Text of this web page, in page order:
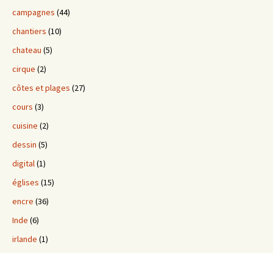
campagnes (44)
chantiers (10)
chateau (5)
cirque (2)
côtes et plages (27)
cours (3)
cuisine (2)
dessin (5)
digital(1)
églises (15)
encre (36)
Inde (6)
irlande (1)